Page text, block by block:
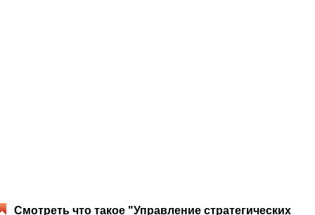
Смотреть что такое "Управление стратегических